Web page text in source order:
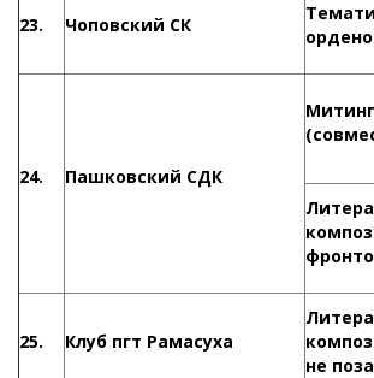
23. Чоповский СК
24. Пашковский СДК
25. Клуб пгт Рамасуха
не